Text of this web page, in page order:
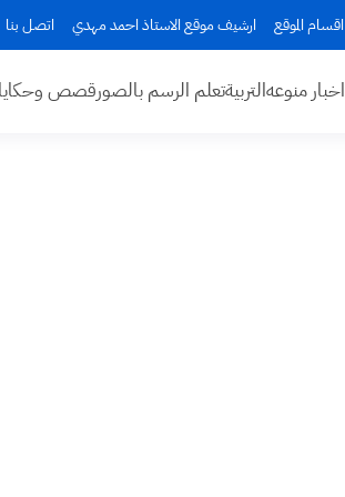
اقسام الموقع ارشيف موقع الاستاذ احمد مهدي اتصل بنا
اخبار منوعهالتربيةتعلم الرسم بالصورقصص